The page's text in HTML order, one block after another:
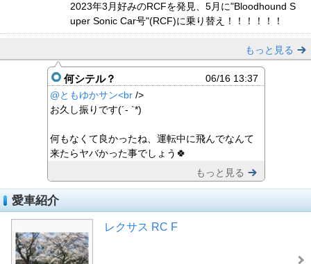
2023年3月好みのRCFを発見、5月に"Bloodhound S
uper Sonic Car号"(RCF)に乗り替え！！！！！！
もっと見る
何シテル？
06/16 13:37
@ともゆかサン<br/>
お久し振りです(´- `*)
何もなくて良かったね、運転中に飛んでなんて
来たらヤバかった事でしょう🍀
もっと見る
愛車紹介
レクサス RC F